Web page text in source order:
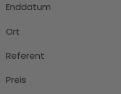
Enddatum
Ort
Referent
Preis